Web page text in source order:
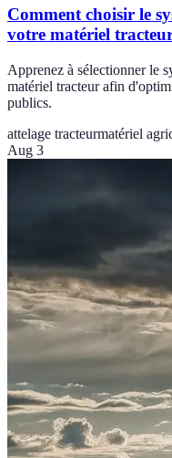
Comment choisir le
votre matériel
Apprenez à sélectionner le
matériel tracteur afin
publics.
attelage tracteurmatériel
Aug 3